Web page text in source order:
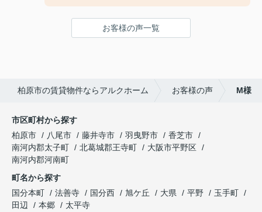
お客様の声一覧
柏原市の賃貸物件ならアルクホーム お客様の声 M様
市区町村から探す
柏原市
八尾市 藤井寺市 羽曳野市
香芝市
南河内郡太子町
北葛城郡王寺町
大阪市平野区
南河内郡河南町
町名から探す
国分本町
法善寺 国分西 旭ケ丘 大県 平野
玉手町
田辺
本郷
太平寺